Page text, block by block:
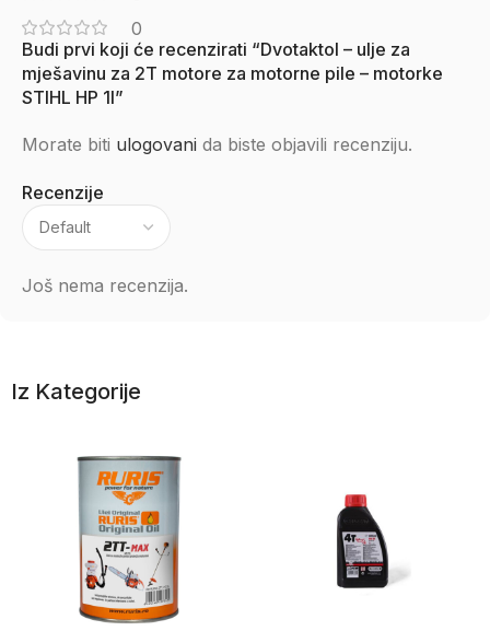
0
Recenzije
Još nema recenzija.
Budi prvi koji će recenzirati “Dvotaktol – ulje za
mješavinu za 2T motore za motorne pile – motorke
STIHL HP 1l”
Morate biti ulogovani da biste objavili recenziju.
Iz Kategorije